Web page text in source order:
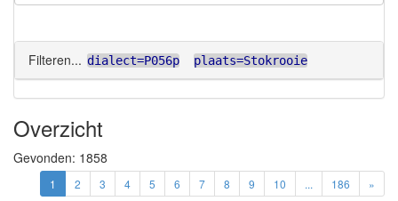
Filteren... dialect=P056p plaats=Stokrooie
Overzicht
Gevonden: 1858
1 2 3 4 5 6 7 8 9 10 ... 186 »